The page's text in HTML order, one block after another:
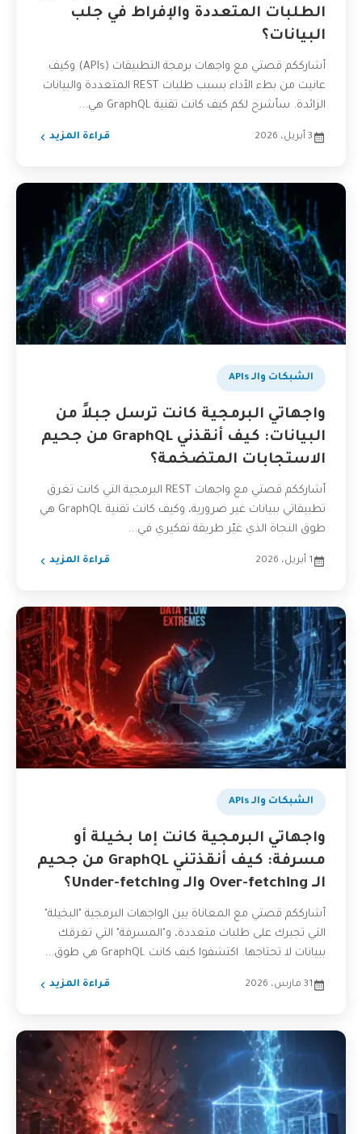
الطلبات المتعددة والإفراط في جلب
البيانات؟
أشارككم قصتي مع واجهات برمجة التطبيقات (APIs) وكيف
عانيت من بطء الأداء بسبب طلبات REST المتعددة والبيانات
الزائدة. سأشرح لكم كيف كانت تقنية GraphQL هي...
3 أبريل، 2026 قراءة المزيد
الشبكات والـ APIs
واجهاتي البرمجية كانت ترسل جبلاً من
البيانات: كيف أنقذني GraphQL من جحيم
الاستجابات المتضخمة؟
أشارككم قصتي مع واجهات REST البرمجية التي كانت تغرق
تطبيقاتي ببيانات غير ضرورية، وكيف كانت تقنية GraphQL هي
طوق النجاة الذي غيّر طريقة تفكيري في...
1 أبريل، 2026 قراءة المزيد
الشبكات والـ APIs
واجهاتي البرمجية كانت إما بخيلة أو
مسرفة: كيف أنقذتني GraphQL من جحيم
الـ Over-fetching والـ Under-fetching؟
أشارككم قصتي مع المعاناة بين الواجهات البرمجية "البخيلة"
التي تجبرك على طلبات متعددة، و"المسرفة" التي تغرقك
ببيانات لا تحتاجها. اكتشفوا كيف كانت GraphQL هي طوق...
31 مارس، 2026 قراءة المزيد